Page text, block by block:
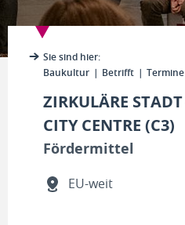
Sie sind hier:
Baukultur
Betrifft Termine
ZIRKULÄRE
CITY CENTRE (C3)
Fördermittel
EU-weit